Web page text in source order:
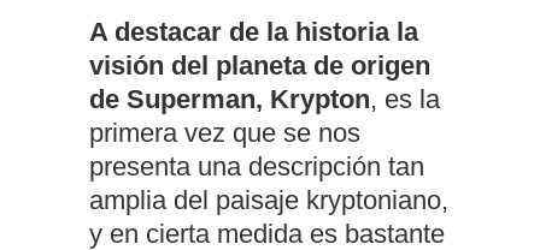
A destacar de la historia la
visión del planeta de origen
de Superman, Krypton, es la
primera vez que se nos
presenta una descripción tan
amplia del paisaje kryptoniano,
y en cierta medida es bastante